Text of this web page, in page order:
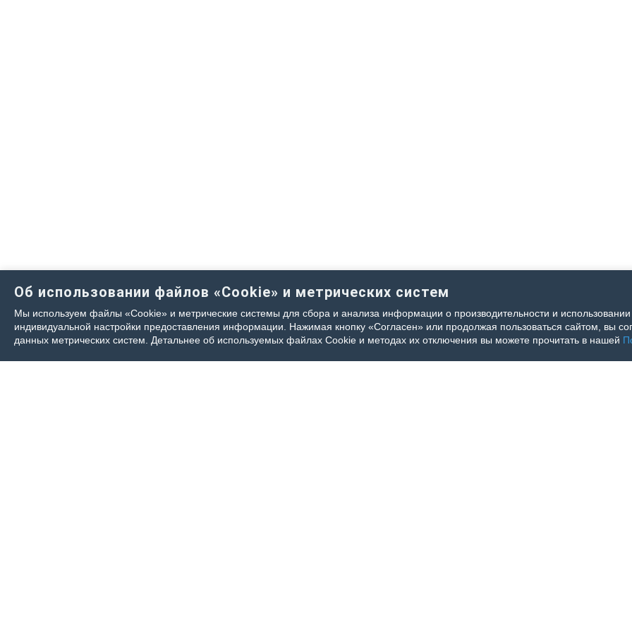
Об использовании файлов «Cookie» и метрических систем
Мы используем файлы «Cookie» и метрические системы для сбора и анализа информации о производительности и
индивидуальной настройки предоставления информации. Нажимая кнопку «Согласен» или продолжая пользоваться сайтом, вы
данных метрических систем. Детальнее об используемых файлах Cookie и методах их отключения вы можете прочитать в нашей